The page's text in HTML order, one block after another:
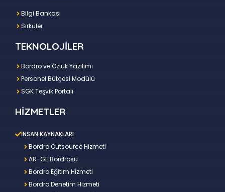
Bilgi Bankası
Sirküler
TEKNOLOJİLER
Bordro ve Özlük Yazılımı
Personel Bütçesi Modülü
SGK Teşvik Portalı
HİZMETLER
İNSAN KAYNAKLARI
Bordro Outsource Hizmeti
AR-GE Bordrosu
Bordro Eğitim Hizmeti
Bordro Denetim Hizmeti